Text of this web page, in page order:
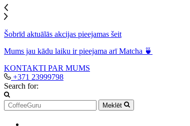
Šobrīd aktuālās akcijas pieejamas šeit
Mums jau kādu laiku ir pieejama arī Matcha 🍵
KONTAKTI PAR MUMS
+371 23999798
Search for:
Meklēt